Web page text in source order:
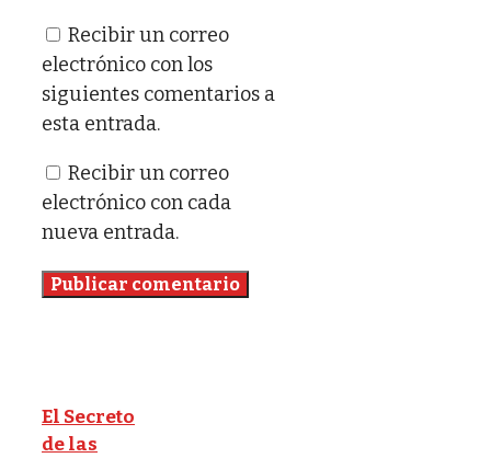
Recibir un correo
electrónico con los
siguientes comentarios a
esta entrada.
Recibir un correo
electrónico con cada
nueva entrada.
El Secreto
de las